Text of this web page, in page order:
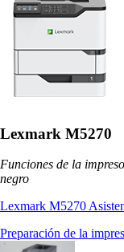
Lexmark M5270
Funciones de la
negro
Lexmark M5270
Preparación de la